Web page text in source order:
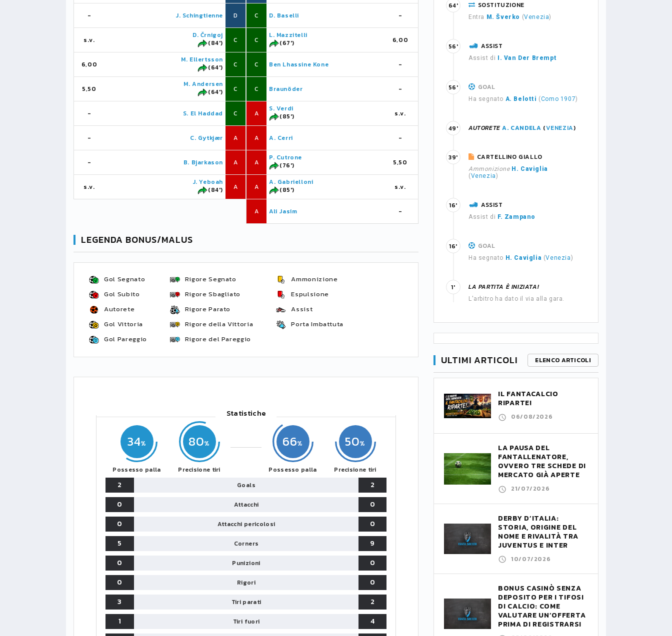
- J. Schingtienne D
s.v.
D. Črnigoj
(84')
C
6,00
M. Ellertsson
(64')
C
5,50
M. Andersen
(64')
C
- S. El Haddad C
- C. Gytkjær A
- B. Bjarkason A
s.v.
J. Yeboah
(84')
A
C D. Baselli -
C
L. Mazzitelli
(67')
6,00
C Ben Lhassine Kone -
C Braunöder -
A
S. Verdi
(85')
s.v.
A A. Cerri -
A
P. Cutrone
(76')
5,50
A
A. Gabrielloni
(85')
s.v.
A Ali Jasim -
LEGENDA BONUS/MALUS
Gol Segnato
Gol Subito
Autorete
Gol Vittoria
Gol Pareggio
Rigore Segnato
Rigore Sbagliato
Rigore Parato
Rigore della Vittoria
Rigore del Pareggio
Ammonizione
Espulsione
Assist
Porta Imbattuta
Statistiche
34
Possesso palla
80
Precisione tiri
66
Possesso palla
50
Precisione tiri
2 Goals
2
0
Attacchi
0
0
Attacchi pericolosi
0
5
Corners
9
0
Punizioni
0
0
Rigori
0
3
Tiri parati
2
1
Tiri fuori
4
SOSTITUZIONE
Entra M. Šverko (Venezia)
64'
ASSIST
Assist di I. Van Der Brempt
56'
GOAL
Ha segnato A. Belotti (Como 1907)
56'
AUTORETE A. CANDELA (VENEZIA)
49'
CARTELLINO GIALLO
Ammonizione H. Caviglia
(Venezia)
39'
ASSIST
Assist di F. Zampano
16'
GOAL
Ha segnato H. Caviglia (Venezia)
16'
LA PARTITA È INIZIATA!
L'arbitro ha dato il via alla gara.
1'
ULTIMI ARTICOLI ELENCO ARTICOLI
IL FANTACALCIO
RIPARTE!
06/08/2026
LA PAUSA DEL
FANTALLENATORE,
OVVERO TRE SCHEDE DI
MERCATO GIÀ APERTE
21/07/2026
DERBY D’ITALIA:
STORIA, ORIGINE DEL
NOME E RIVALITÀ TRA
JUVENTUS E INTER
10/07/2026
BONUS CASINÒ SENZA
DEPOSITO PER I TIFOSI
DI CALCIO: COME
VALUTARE UN’OFFERTA
PRIMA DI REGISTRARSI